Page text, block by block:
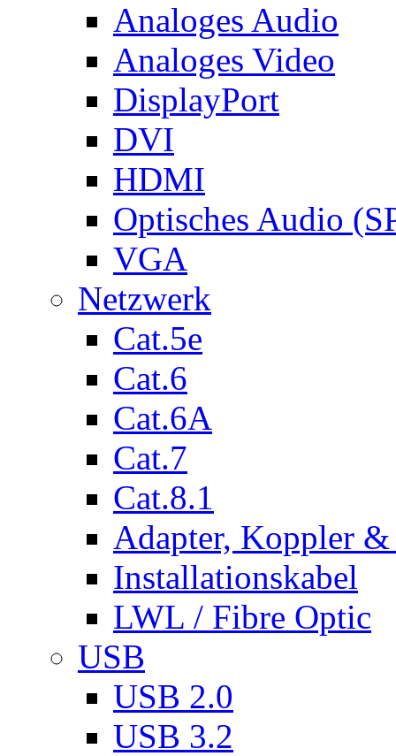
Analoges Audio
Analoges Video
DisplayPort
DVI
HDMI
Optisches Audio
VGA
Netzwerk
Cat.5e
Cat.6
Cat.6A
Cat.7
Cat.8.1
Adapter, Koppler &
Installationskabel
LWL / Fibre Optic
USB
USB 2.0
USB 3.2